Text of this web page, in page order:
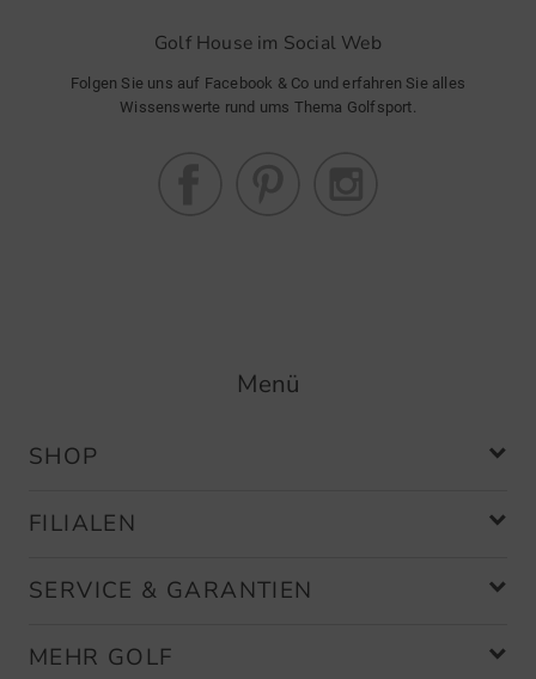
Golf House im Social Web
Folgen Sie uns auf Facebook & Co und erfahren Sie alles
Wissenswerte rund ums Thema Golfsport.
Menü
SHOP
FILIALEN
SERVICE & GARANTIEN
MEHR GOLF